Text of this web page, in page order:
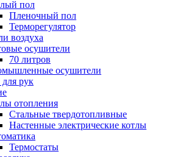
пол
Пленочный пол
Терморегулятор
воздуха
осушители
70 литров
осушители
рук
отопления
Стальные твердотопливные
Настенные электрические котлы
Термостаты